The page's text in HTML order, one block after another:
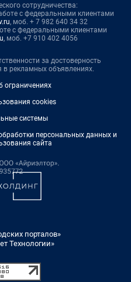
сотрудничества:
с федеральными клиентами
, моб. + 7 982 640 34 32
с федеральными клиентами
, моб. +7 910 402 4056
за достоверность
рекламных объявлениях.
ограничениях
cookies
системы
персональных данных и
сайта
порталов»
Технологии»